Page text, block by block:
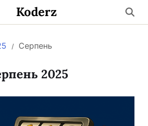
Koderz
Серпень
2025